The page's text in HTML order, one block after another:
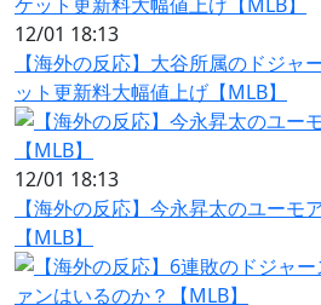
12/01 18:13
【海外の反応】大谷所属のドジャ
ット更新料大幅値上げ【MLB】
12/01 18:13
【海外の反応】今永昇太のユーモ
【MLB】